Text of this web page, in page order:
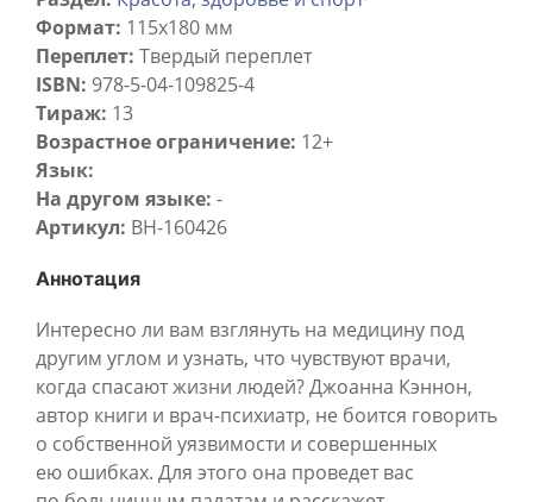
Формат: 115x180 мм
Переплет: Твердый переплет
ISBN: 978-5-04-109825-4
Тираж: 13
Возрастное ограничение: 12+
Язык:
На другом языке: -
Артикул: BH-160426
Аннотация
Интересно ли вам взглянуть на медицину под
другим углом и узнать, что чувствуют врачи,
когда спасают жизни людей? Джоанна Кэннон,
автор книги и врач-психиатр, не боится говорить
о собственной уязвимости и совершенных
ею ошибках. Для этого она проведет вас